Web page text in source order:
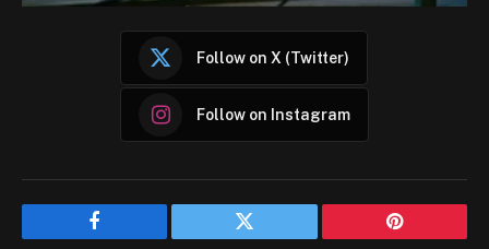
Follow on X (Twitter)
Follow on Instagram
Facebook Twitter Pinterest